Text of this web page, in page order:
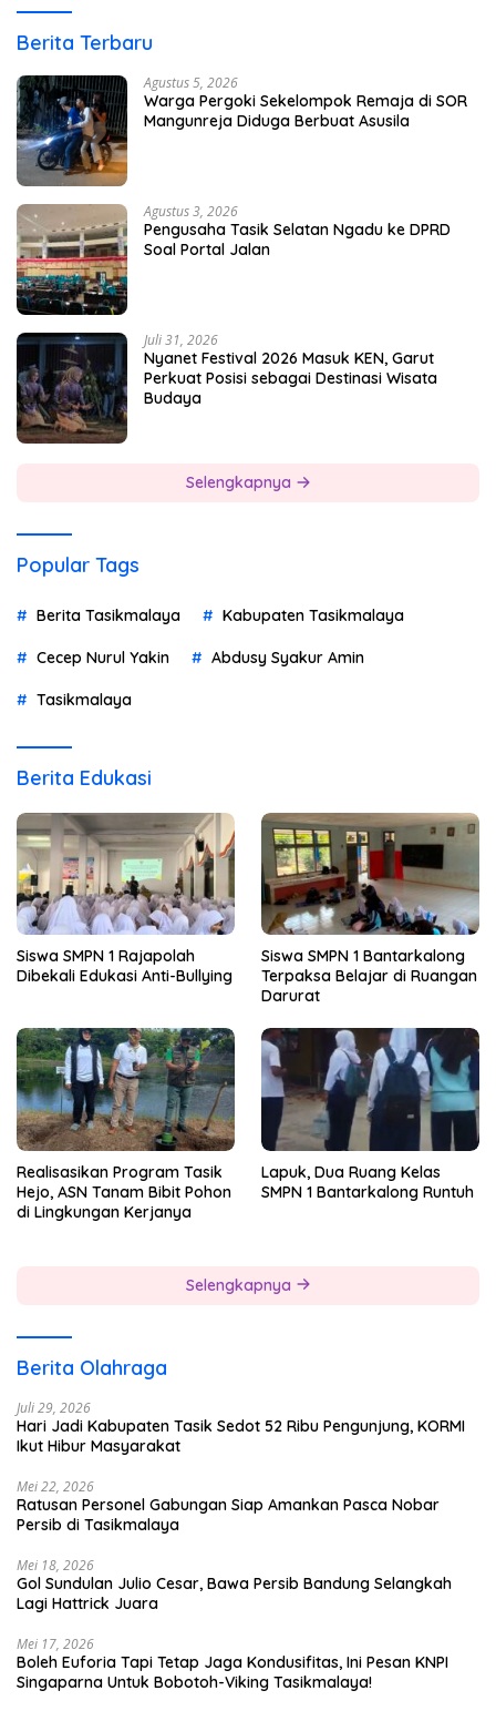
Berita Terbaru
Agustus 5, 2026
Warga Pergoki Sekelompok Remaja di SOR
Mangunreja Diduga Berbuat Asusila
Agustus 3, 2026
Pengusaha Tasik Selatan Ngadu ke DPRD
Soal Portal Jalan
Juli 31, 2026
Nyanet Festival 2026 Masuk KEN, Garut
Perkuat Posisi sebagai Destinasi Wisata
Budaya
Selengkapnya
Popular Tags
Berita Tasikmalaya Kabupaten Tasikmalaya
Cecep Nurul Yakin Abdusy Syakur Amin
Tasikmalaya
Berita Edukasi
Siswa SMPN 1 Rajapolah
Dibekali Edukasi Anti-Bullying
Siswa SMPN 1 Bantarkalong
Terpaksa Belajar di Ruangan
Darurat
Realisasikan Program Tasik
Hejo, ASN Tanam Bibit Pohon
di Lingkungan Kerjanya
Lapuk, Dua Ruang Kelas
SMPN 1 Bantarkalong Runtuh
Selengkapnya
Berita Olahraga
Juli 29, 2026
Hari Jadi Kabupaten Tasik Sedot 52 Ribu Pengunjung, KORMI
Ikut Hibur Masyarakat
Mei 22, 2026
Ratusan Personel Gabungan Siap Amankan Pasca Nobar
Persib di Tasikmalaya
Mei 18, 2026
Gol Sundulan Julio Cesar, Bawa Persib Bandung Selangkah
Lagi Hattrick Juara
Mei 17, 2026
Boleh Euforia Tapi Tetap Jaga Kondusifitas, Ini Pesan KNPI
Singaparna Untuk Bobotoh-Viking Tasikmalaya!